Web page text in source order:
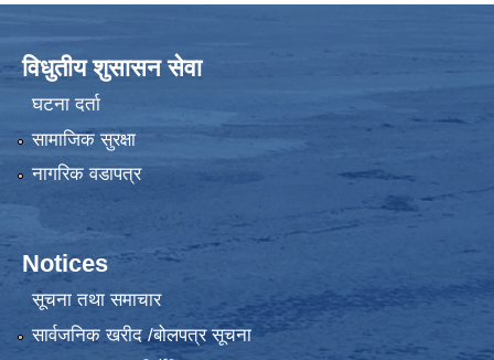
विधुतीय शुसासन सेवा
घटना दर्ता
सामाजिक सुरक्षा
नागरिक वडापत्र
Notices
सूचना तथा समाचार
सार्वजनिक खरीद /बोलपत्र सूचना